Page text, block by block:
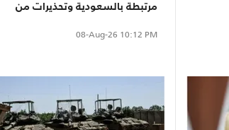
مرتبطة بالسعودية وتحذيرات من
08-Aug-26 10:12 PM